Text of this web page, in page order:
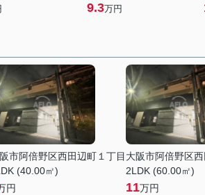
9.3万円
市阿倍野区西田辺町１丁目
(40.00㎡)
円
大阪市阿倍野区
2LDK (60.00㎡)
11万円